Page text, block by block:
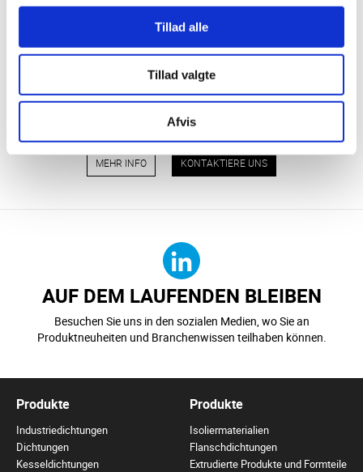
Tillad alle
Tillad valgte
Afvis
Glasnähgarn mit
Das Glasnähgarn ist ein PTFE-beschichtetes Nähgarn. Die
PTFE-Beschichtung macht das Garn perfekt glatt und
verhindert, dass Fäden in der Maschine stecken bleiben.
MEHR INFO KONTAKTIERE UNS
AUF DEM LAUFENDEN BLEIBEN
Besuchen Sie uns in den sozialen Medien, wo Sie an
Produktneuheiten und Branchenwissen teilhaben können.
Produkte
Industriedichtungen
Dichtungen
Kesseldichtungen
Produkte
Isoliermaterialien
Flanschdichtungen
Extrudierte Produkte und Formteile